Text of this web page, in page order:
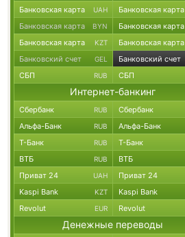
Банковская карта UAH Банковская карта
Банковская карта BYN Банковская карта
Банковская карта KZT Банковская карта
Банковский счет GEL Банковский счет
СБП RUB СБП
Интернет-банкинг
Сбербанк RUB Сбербанк
Альфа-Банк RUB Альфа-Банк
Т-Банк RUB Т-Банк
ВТБ RUB ВТБ
Приват 24 UAH Приват 24
Kaspi Bank KZT Kaspi Bank
Revolut EUR Revolut
Денежные переводы